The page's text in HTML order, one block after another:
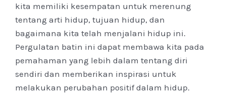
kita memiliki kesempatan untuk merenung
tentang arti hidup, tujuan hidup, dan
bagaimana kita telah menjalani hidup ini.
Pergulatan batin ini dapat membawa kita pada
pemahaman yang lebih dalam tentang diri
sendiri dan memberikan inspirasi untuk
melakukan perubahan positif dalam hidup.